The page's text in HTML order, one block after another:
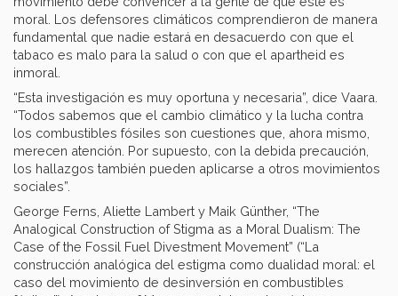
moral. Los defensores climáticos comprendieron de manera
fundamental que nadie estará en desacuerdo con que el
tabaco es malo para la salud o con que el apartheid es
inmoral.
“Esta investigación es muy oportuna y necesaria”, dice Vaara.
“Todos sabemos que el cambio climático y la lucha contra
los combustibles fósiles son cuestiones que, ahora mismo,
merecen atención. Por supuesto, con la debida precaución,
los hallazgos también pueden aplicarse a otros movimientos
sociales”.
George Ferns, Aliette Lambert y Maik Günther, “The
Analogical Construction of Stigma as a Moral Dualism: The
Case of the Fossil Fuel Divestment Movement” (“La
construcción analógica del estigma como dualidad moral: el
caso del movimiento de desinversión en combustibles